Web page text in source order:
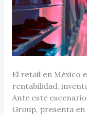
El retail en México
rentabilidad,
Ante este
Group, presenta en